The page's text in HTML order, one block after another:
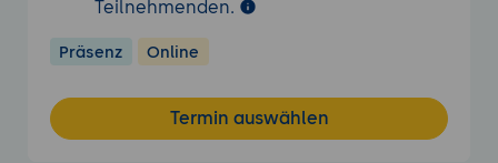
Teilnehmenden.
Präsenz Online
Termin auswählen